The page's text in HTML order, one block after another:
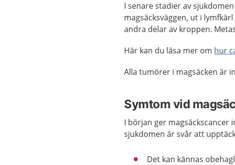
I senare stadier av
magsäcksväggen, ut i
andra delar av kroppen.
Här kan du läsa mer om hur
Alla tumörer i magsäcken är
Symtom vid
I början ger
sjukdomen är svår att
Det kan kännas